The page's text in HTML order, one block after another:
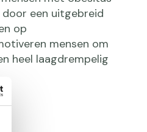
een uitgebreid
op
mensen om
heel laagdrempelig